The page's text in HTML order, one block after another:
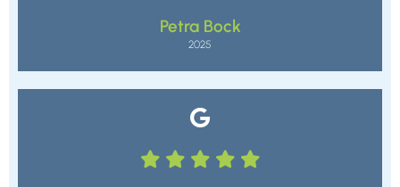
Petra Bock
2025

    